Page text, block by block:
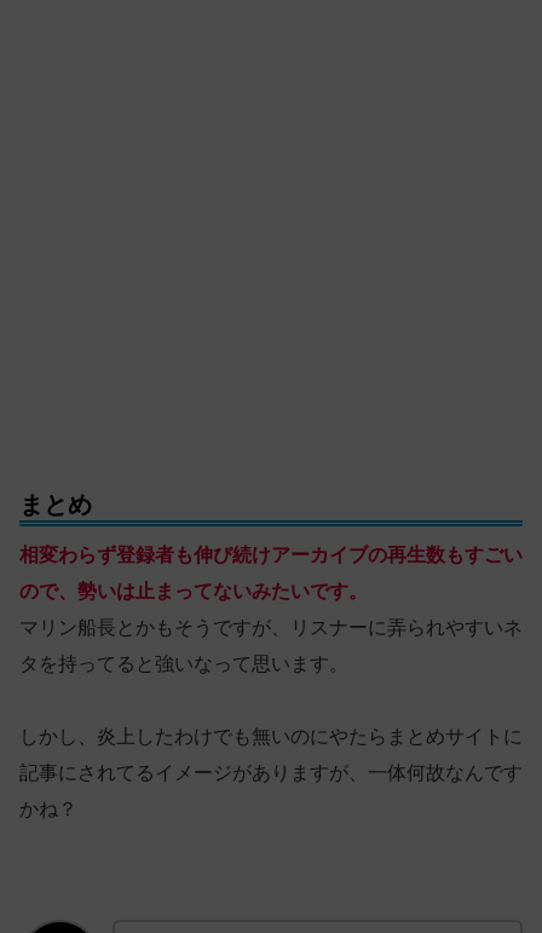
まとめ
相変わらず登録者も伸び続けアーカイブの再生数もすごい
ので、勢いは止まってないみたいです。
マリン船長とかもそうですが、リスナーに弄られやすいネ
タを持ってると強いなって思います。
しかし、炎上したわけでも無いのにやたらまとめサイトに
記事にされてるイメージがありますが、一体何故なんです
かね？